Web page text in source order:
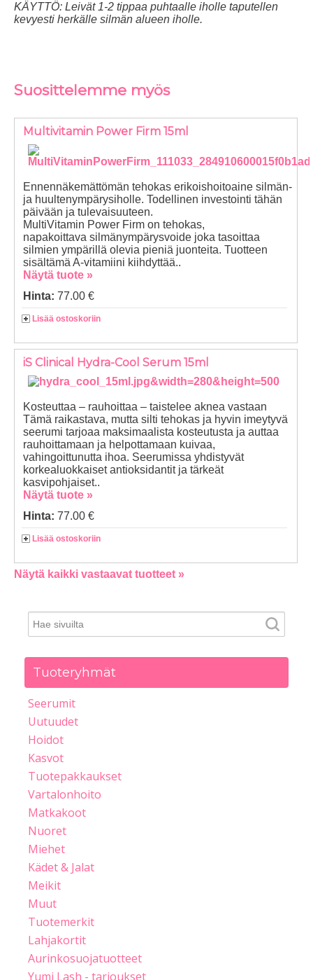
KÄYTTÖ: Leivät 1-2 tippaa puhtaalle iholle taputellen
kevyesti herkälle silmän alueen iholle.
Suosittelemme myös
Multivitamin Power Firm 15ml
Ennennäkemättömän tehokas erikoishoitoaine silmän-
ja huultenympärysiholle. Todellinen investointi tähän
päivään ja tulevaisuuteen.
MultiVitamin Power Firm on tehokas,
napakoittava silmänympärysvoide joka tasoittaa
silmien ympärillä olevia pieniä juonteita. Tuotteen
sisältämä A-vitamiini kiihdyttää..
Näytä tuote »
Hinta: 77.00 €
Lisää ostoskoriin
iS Clinical Hydra-Cool Serum 15ml
Kosteuttaa – rauhoittaa – taistelee aknea vastaan
Tämä raikastava, mutta silti tehokas ja hyvin imeytyvä
seerumi tarjoaa maksimaalista kosteutusta ja auttaa
rauhoittamaan ja helpottamaan kuivaa,
vahingoittunutta ihoa. Seerumissa yhdistyvät
korkealuokkaiset antioksidantit ja tärkeät
kasvipohjaiset..
Näytä tuote »
Hinta: 77.00 €
Lisää ostoskoriin
Näytä kaikki vastaavat tuotteet »
Tuoteryhmät
Seerumit
Uutuudet
Hoidot
Kasvot
Tuotepakkaukset
Vartalonhoito
Matkakoot
Nuoret
Miehet
Kädet & Jalat
Meikit
Muut
Tuotemerkit
Lahjakortit
Aurinkosuojatuotteet
Yumi Lash - tarjoukset